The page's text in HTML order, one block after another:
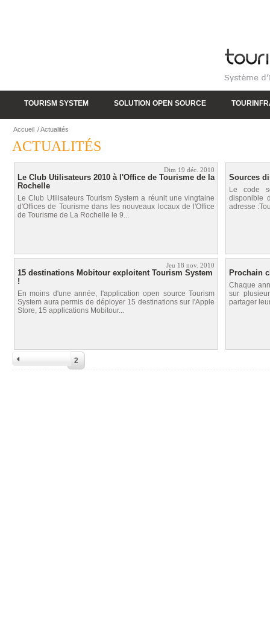
TOURISM SYSTEM SOLUTION OPEN SOURCE
Accueil /Actualités
ACTUALITÉS
Dim 19 déc. 2010
Le Club Utilisateurs 2010 à l'Office de Tourisme de la
Rochelle
Le Club Utilisateurs Tourism System a réunit une vingtaine
d'Offices de Tourisme dans les nouveaux locaux de l'Office
de Tourisme de La Rochelle le 9...
Sources
Le code
disponible
adresse
Jeu 18 nov. 2010
15 destinations Mobitour exploitent Tourism System
!
En moins d'une année, l'application open source Tourism
System aura permis de déployer 15 destinations sur l'Apple
Store, 15 applications Mobitour...
Prochain
Chaque
sur
partager
2